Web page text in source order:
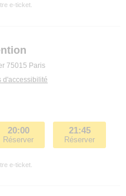
e-ticket.
75015 Paris
d'accessibilité
20:00
Réserver
21:45
Réserver
e-ticket.